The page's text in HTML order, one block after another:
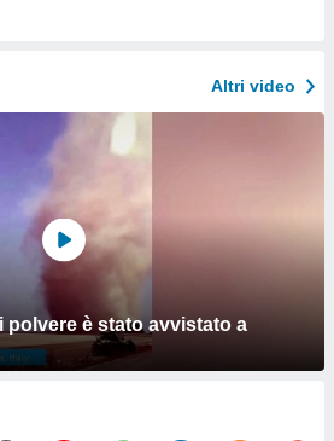
Altri video
polvere è stato avvistato a